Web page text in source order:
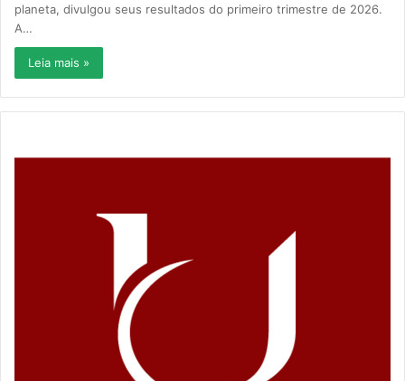
planeta, divulgou seus resultados do primeiro trimestre de 2026.
A…
Leia mais »